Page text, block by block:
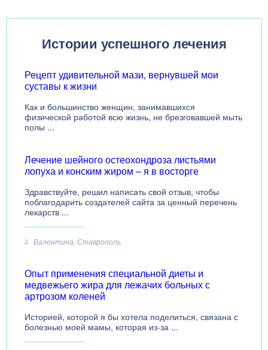
Истории успешного лечения
Рецепт удивительной мази, вернувшей мои
суставы к жизни
Как и большинство женщин, занимавшихся
физической работой всю жизнь, не брезговавшей мыть
полы ...
Лечение шейного остеохондроза листьями
лопуха и конским жиром – я в восторге
Здравствуйте, решил написать свой отзыв, чтобы
поблагодарить создателей сайта за ценный перечень
лекарств ...
Валентина, Ставрополь
Опыт применения специальной диеты и
медвежьего жира для лежачих больных с
артрозом коленей
Историей, которой я бы хотела поделиться, связана с
болезнью моей мамы, которая из-за ...